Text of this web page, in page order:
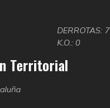
DERROTAS: 7
K.O.: 0
Territorial